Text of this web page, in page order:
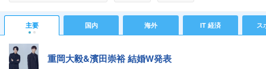
主要 国内 海外 IT 経済 ス
重岡大毅&濱田崇裕 結婚W発表